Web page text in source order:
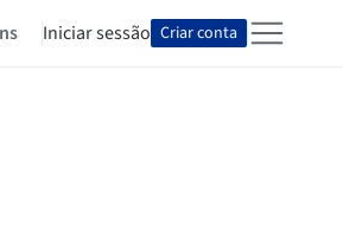
Iniciar sessão Criar conta